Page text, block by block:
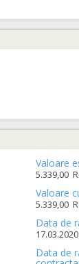
Valoare
5.339,00
Valoare
5.339,00
Data de
Data de